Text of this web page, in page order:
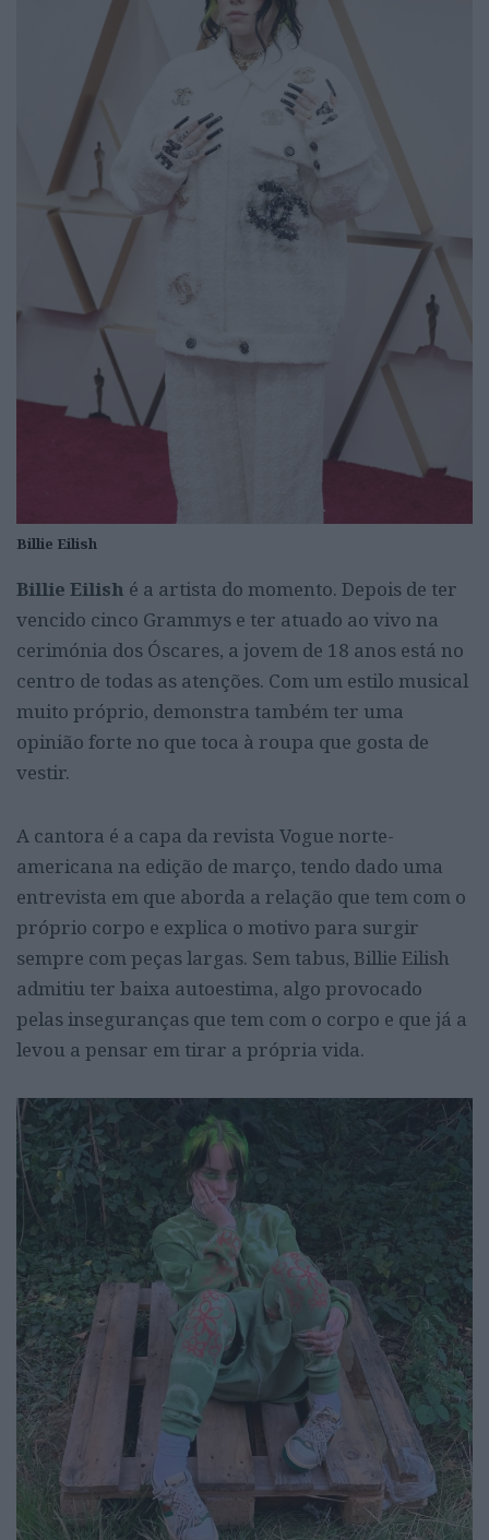
Billie Eilish
Billie Eilish é a artista do momento. Depois de ter
vencido cinco Grammys e ter atuado ao vivo na
cerimónia dos Óscares, a jovem de 18 anos está no
centro de todas as atenções. Com um estilo musical
muito próprio, demonstra também ter uma
opinião forte no que toca à roupa que gosta de
vestir.
A cantora é a capa da revista Vogue norte-
americana na edição de março, tendo dado uma
entrevista em que aborda a relação que tem com o
próprio corpo e explica o motivo para surgir
sempre com peças largas. Sem tabus, Billie Eilish
admitiu ter baixa autoestima, algo provocado
pelas inseguranças que tem com o corpo e que já a
levou a pensar em tirar a própria vida.